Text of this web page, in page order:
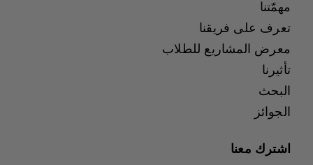
مهمّتنا
تعرف على فريقنا
معرض المشاريع للطلاب
تأثيرنا
البحث
الجوائز
اشترك معنا